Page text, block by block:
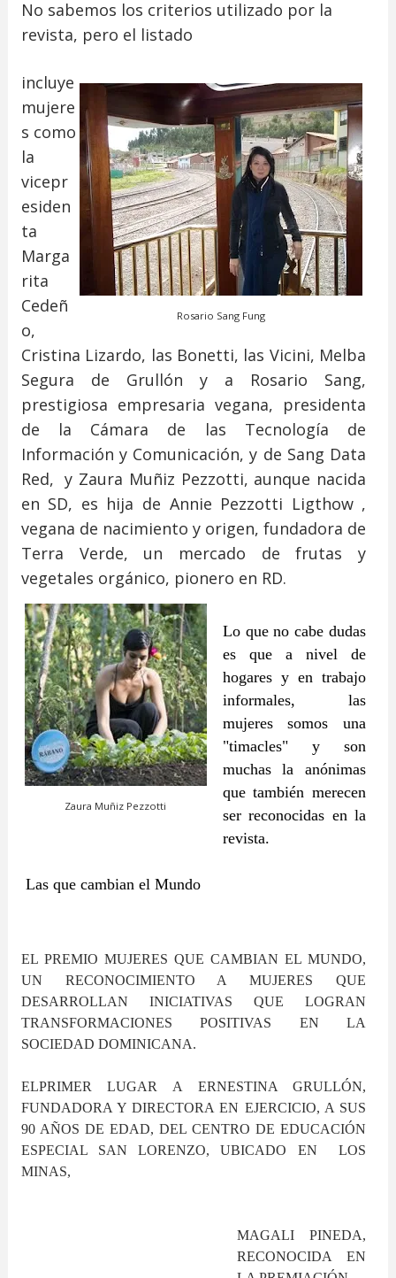
No sabemos los criterios utilizado por la
revista, pero el listado
Rosario Sang Fung
incluye
mujere
s como
la
vicepr
esiden
ta
Marga
rita
Cedeñ
o,
Cristina Lizardo, las Bonetti, las Vicini, Melba
Segura de Grullón y a Rosario Sang,
prestigiosa empresaria vegana, presidenta
de la Cámara de las Tecnología de
Información y Comunicación, y de Sang Data
Red, y Zaura Muñiz Pezzotti, aunque nacida
en SD, es hija de Annie Pezzotti Ligthow ,
vegana de nacimiento y origen, fundadora de
Terra Verde, un mercado de frutas y
vegetales orgánico, pionero en RD.
Zaura Muñiz Pezzotti
Lo que no cabe dudas
es que a nivel de
hogares y entrabajo
informales, las
mujeres somos una
"timacles" y son
muchas la anónimas
que también merecen
ser reconocidas en la
revista.
Las que cambian el Mundo
EL PREMIO MUJERES QUE CAMBIAN EL MUNDO,
UN RECONOCIMIENTO A MUJERES QUE
DESARROLLAN INICIATIVAS QUE LOGRAN
TRANSFORMACIONES POSITIVAS EN LA
SOCIEDAD DOMINICANA.
ELPRIMER LUGAR A ERNESTINA GRULLÓN,
FUNDADORA Y DIRECTORA EN EJERCICIO, A SUS
90 AÑOS DE EDAD, DEL CENTRO DE EDUCACIÓN
ESPECIAL SAN LORENZO, UBICADO EN LOS
MINAS,
MAGALI PINEDA,
RECONOCIDA EN